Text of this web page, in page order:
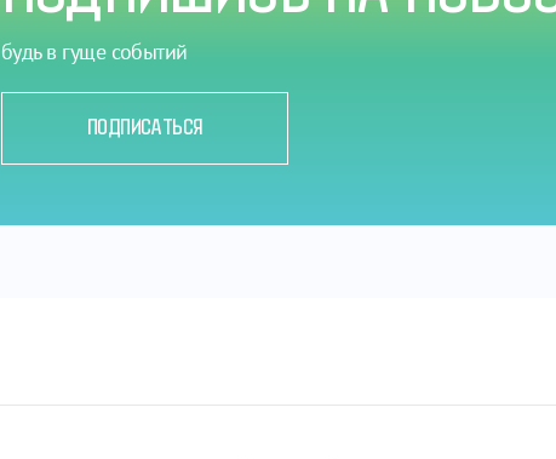
будь в гуще событий
ПОДПИСАТЬСЯ